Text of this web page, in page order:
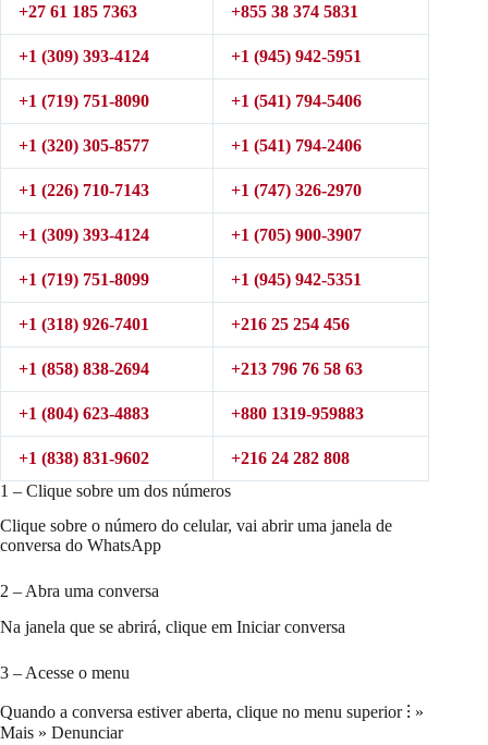
+27 61 185 7363 +855 38 374 5831
+1 (309) 393-4124 +1 (945) 942-5951
+1 (719) 751-8090 +1 (541) 794-5406
+1 (320) 305-8577 +1 (541) 794-2406
+1 (226) 710-7143 +1 (747) 326-2970
+1 (309) 393-4124 +1 (705) 900-3907
+1 (719) 751-8099 +1 (945) 942-5351
+1 (318) 926-7401 +216 25 254 456
+1 (858) 838-2694 +213 796 76 58 63
+1 (804) 623-4883 +880 1319-959883
+1 (838) 831-9602
+216 24 282 808
1 – Clique sobre um dos números
Clique sobre o número do celular, vai abrir uma janela de
conversa do WhatsApp
2 – Abra uma conversa
Na janela que se abrirá, clique em Iniciar conversa
3 – Acesse o menu
Quando a conversa estiver aberta, clique no menu superior ⁝ »
Mais » Denunciar